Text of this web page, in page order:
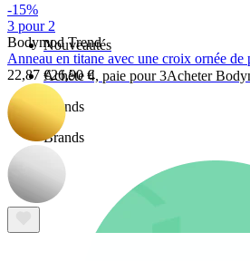
Nouveautés
Achète 4, paie pour 3Acheter
Brands
Brands
-15%
3 pour 2
Bodymod Trend
Anneau en titane avec une croix ornée de
22,87 €26,90 €